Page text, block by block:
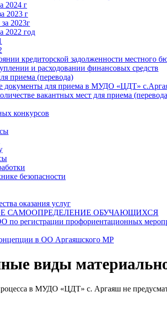
2024 г
2023 г
2023г
год
кредиторской задолженности местного
и расходовании финансовых средств
приема (перевода)
документы для приема в МУДО «ЦДТ»
вакантных мест для приема
конкурсов
безопасности
оказания услуг
САМООПРЕДЕЛЕНИЕ ОБУЧАЮЩИХСЯ
по регистрации профориентационных
в ОО Аргаяшского МР
виды
в МУДО «ЦДТ» с. Аргаяш не